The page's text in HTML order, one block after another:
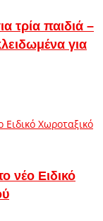
τρία παιδιά –
για
νέο Ειδικό